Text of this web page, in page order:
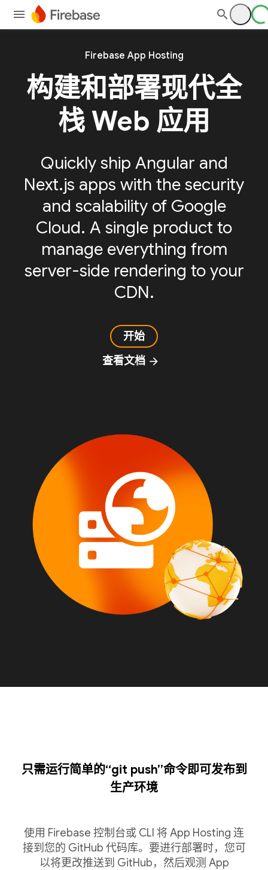
Firebase App Hosting
构建和部署现代全
栈 Web 应用
Quickly ship Angular and
Next.js apps with the security
and scalability of Google
Cloud. A single product to
manage everything from
server-side rendering to your
CDN.
开始
查看文档 arrow_forward
只需运行简单的“git push”命令即可发布到
生产环境
使用 Firebase 控制台或 CLI 将 App Hosting 连
接到您的 GitHub 代码库。要进行部署时，您可
以将更改推送到 GitHub，然后观测 App